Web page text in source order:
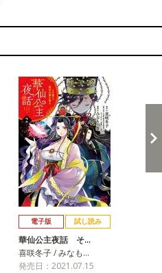
電子版 試し読み
華仙公主夜話 そ…
喜咲冬子 / みなも…
発売日：2021.07.15